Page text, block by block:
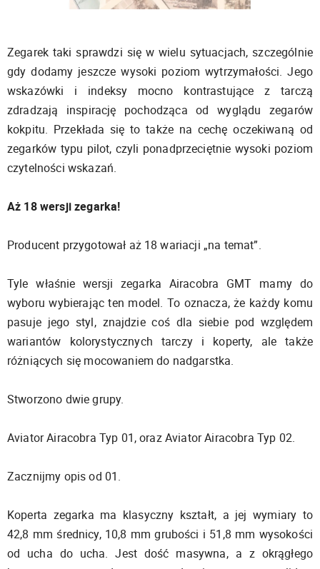
Zegarek taki sprawdzi się w wielu sytuacjach, szczególnie
gdy dodamy jeszcze wysoki poziom wytrzymałości. Jego
wskazówki i indeksy mocno kontrastujące z tarczą
zdradzają inspirację pochodząca od wyglądu zegarów
kokpitu. Przekłada się to także na cechę oczekiwaną od
zegarków typu pilot, czyli ponadprzeciętnie wysoki poziom
czytelności wskazań.
Aż 18 wersji zegarka!
Producent przygotował aż 18 wariacji „na temat”.
Tyle właśnie wersji zegarka Airacobra GMT mamy do
wyboru wybierając ten model. To oznacza, że każdy komu
pasuje jego styl, znajdzie coś dla siebie pod względem
wariantów kolorystycznych tarczy i koperty, ale także
różniących się mocowaniem do nadgarstka.
Stworzono dwie grupy.
Aviator Airacobra Typ 01, oraz Aviator Airacobra Typ 02.
Zacznijmy opis od 01.
Koperta zegarka ma klasyczny kształt, a jej wymiary to
42,8 mm średnicy, 10,8 mm grubości i 51,8 mm wysokości
od ucha do ucha. Jest dość masywna, a z okrągłego